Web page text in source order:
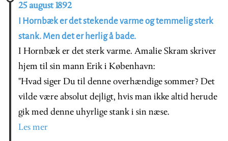
25 august 1892
I Hornbæk er det stekende varme og temmelig sterk
stank. Men det er herlig å bade.
I Hornbæk er det sterk varme. Amalie Skram skriver
hjem til sin mann Erik i København:
"Hvad siger Du til denne overhændige sommer? Det
vilde være absolut dejligt, hvis man ikke altid herude
gik med denne uhyrlige stank i sin næse.
Les mer